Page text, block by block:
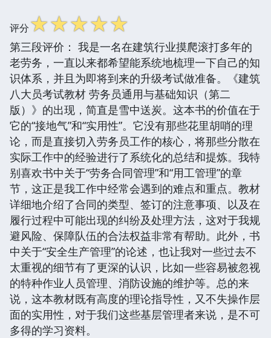
评分☆☆☆☆☆
第三段评价： 我是一名在建筑行业摸爬滚打多年的
老劳务，一直以来都希望能系统地梳理一下自己的知
识体系，并且为即将到来的升级考试做准备。《建筑
八大员考试教材 劳务员通用与基础知识（第二
版）》的出现，简直是雪中送炭。这本书的价值在于
它的“接地气”和“实用性”。它没有那些花里胡哨的理
论，而是直接切入劳务员工作的核心，将那些分散在
实际工作中的经验进行了系统化的总结和提炼。我特
别喜欢书中关于“劳务合同管理”和“用工管理”的章
节，这正是我工作中经常会遇到的难点和重点。教材
详细地介绍了合同的类型、签订的注意事项、以及在
履行过程中可能出现的纠纷及处理方法，这对于我规
避风险、保障队伍的合法权益非常有帮助。此外，书
中关于“安全生产管理”的论述，也让我对一些过去不
太重视的细节有了更深的认识，比如一些容易被忽视
的特种作业人员管理、消防设施的维护等。总的来
说，这本教材既有高度的理论指导性，又不失操作层
面的实用性，对于我们这些基层管理者来说，是不可
多得的学习资料。